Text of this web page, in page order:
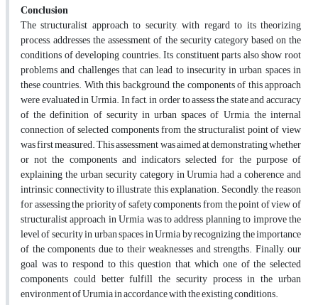
Conclusion
The structuralist approach to security, with regard to its theorizing
process, addresses the assessment of the security category based on the
conditions of developing countries. Its constituent parts also show root
problems and challenges that can lead to insecurity in urban spaces in
these countries. With this background, the components of this approach
were evaluated in Urmia. In fact, in order to assess the state and accuracy
of the definition of security in urban spaces of Urmia, the internal
connection of selected components from the structuralist point of view
was first measured. This assessment was aimed at demonstrating whether
or not the components and indicators selected for the purpose of
explaining the urban security category in Urumia had a coherence and
intrinsic connectivity to illustrate this explanation. Secondly, the reason
for assessing the priority of safety components from the point of view of
structuralist approach in Urmia was to address planning to improve the
level of security in urban spaces in Urmia by recognizing the importance
of the components due to their weaknesses and strengths. Finally, our
goal was to respond to this question that, which one of the selected
components could better fulfill the security process in the urban
environment of Urumia in accordance with the existing conditions.